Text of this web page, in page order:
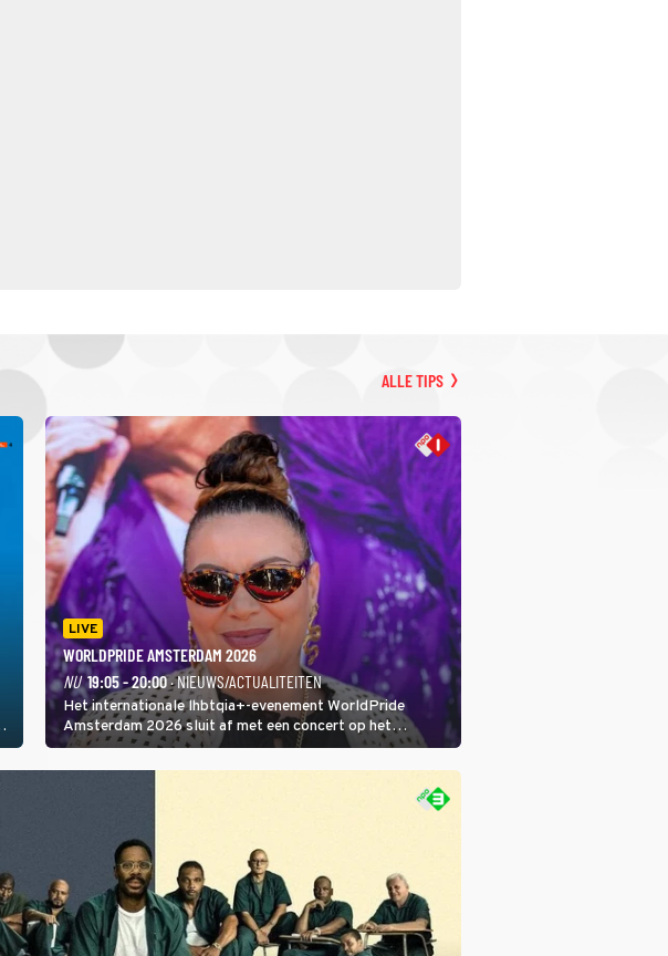
ALLE TIPS
LIVE
WORLDPRIDE AMSTERDAM 2026
NU 19:05 - 20:00· NIEUWS/ACTUALITEITEN
Het internationale lhbtqia+-evenement WorldPride
Amsterdam 2026 sluit af met een concert op het
Amsterdamse Museumplein. Anita Doth is een van de
optredende artiesten. In de jaren 90 veroverde ze de